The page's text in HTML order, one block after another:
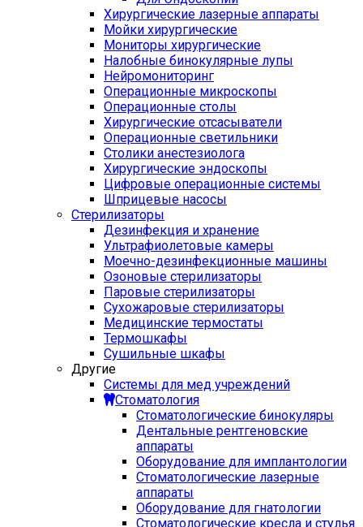
Хирургические лазерные аппараты
Мойки хирургические
Мониторы хирургические
Налобные бинокулярные лупы
Нейромониторинг
Операционные микроскопы
Операционные столы
Хирургические отсасыватели
Операционные светильники
Столики анестезиолога
Хирургические эндоскопы
Цифровые операционные системы
Шприцевые насосы
Стерилизаторы
Дезинфекция и хранение
Ультрафиолетовые камеры
Моечно-дезинфекционные машины
Озоновые стерилизаторы
Паровые стерилизаторы
Сухожаровые стерилизаторы
Медицинские термостаты
Термошкафы
Сушильные шкафы
Другие
Системы для мед учреждений
Стоматология
Стоматологические бинокуляры
Дентальные рентгеновские
аппараты
Оборудование для имплантологии
Стоматологические лазерные
аппараты
Оборудование для гнатологии
Стоматологические кресла и стулья